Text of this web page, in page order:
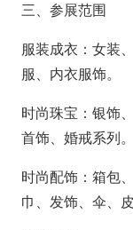
三、参展范围
服装成衣：女装
服、内衣服饰。
时尚珠宝：银饰
首饰、婚戒系列。
时尚配饰：箱包
巾、发饰、伞、皮